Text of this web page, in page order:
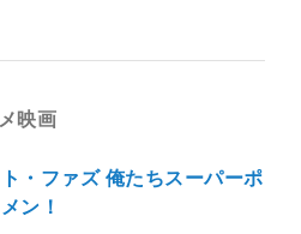
映画
・ファズ 俺たちスーパーポ
ン！